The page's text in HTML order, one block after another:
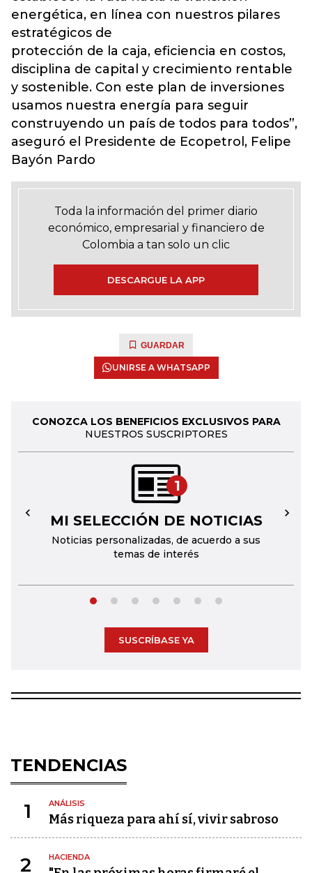
energética, en línea con nuestros pilares
estratégicos de
protección de la caja, eficiencia en costos,
disciplina de capital y crecimiento rentable
y sostenible. Con este plan de inversiones
usamos nuestra energía para seguir
construyendo un país de todos para todos”,
aseguró el Presidente de Ecopetrol, Felipe
Bayón Pardo
Toda la información del primer diario
económico, empresarial y financiero de
Colombia a tan solo un clic
DESCARGUE LA APP
GUARDAR
UNIRSE A WHATSAPP
CONOZCA LOS BENEFICIOS EXCLUSIVOS PARA
NUESTROS SUSCRIPTORES
1
MI SELECCIÓN DE NOTICIAS
Noticias personalizadas, de acuerdo a sus
temas de interés
← →
SUSCRÍBASE YA
TENDENCIAS
1 ANÁLISIS
Más riqueza para ahí sí, vivir sabroso
2 HACIENDA